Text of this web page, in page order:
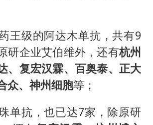
王级的阿达木单抗，共有9
研企业艾伯维外，还有杭州
、复宏汉霖、百奥泰、正大
众、神州细胞等；
单抗，也已达7家，除原研